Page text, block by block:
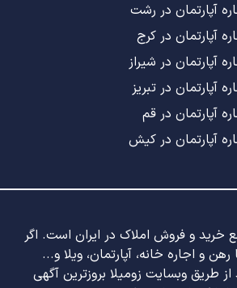
آپارتمان در رشت
آپارتمان در کرج
آپارتمان در شیراز
آپارتمان در تبریز
آپارتمان در قم
آپارتمان در کیش
خرید و فروش املاک در ایران است. اگر
و اجاره خانه، آپارتمان، ویلا و...
طریق وبسایت زومیلا بروزترین آگهی